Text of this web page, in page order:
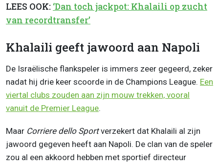
LEES OOK: ‘Dan toch jackpot: Khalaili op zucht
van recordtransfer’
Khalaili geeft jawoord aan Napoli
De Israëlische flankspeler is immers zeer gegeerd, zeker
nadat hij drie keer scoorde in de Champions League. Een
viertal clubs zouden aan zijn mouw trekken, vooral
vanuit de Premier League.
Maar Corriere dello Sportverzekert dat Khalaili al zijn
jawoord gegeven heeft aan Napoli. De clan van de speler
zou al een akkoord hebben met sportief directeur